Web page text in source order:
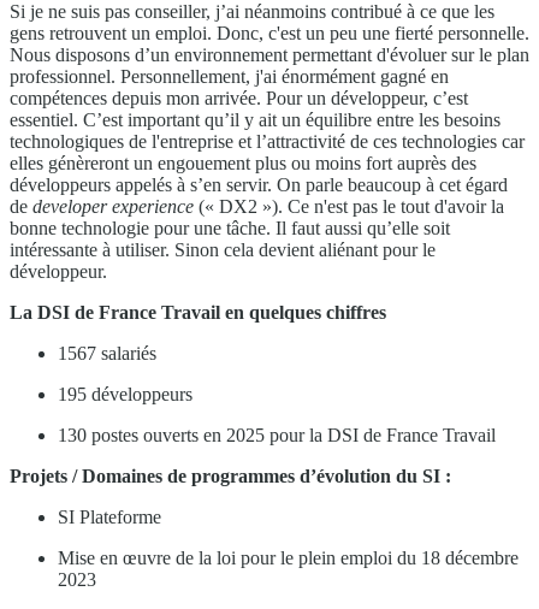
Si je ne suis pas conseiller, j’ai néanmoins contribué à ce que les
gens retrouvent un emploi. Donc, c'est un peu une fierté personnelle.
Nous disposons d’un environnement permettant d'évoluer sur le plan
professionnel. Personnellement, j'ai énormément gagné en
compétences depuis mon arrivée. Pour un développeur, c’est
essentiel. C’est important qu’il y ait un équilibre entre les besoins
technologiques de l'entreprise et l’attractivité de ces technologies car
elles génèreront un engouement plus ou moins fort auprès des
développeurs appelés à s’en servir. On parle beaucoup à cet égard
de developer experience (« DX2 »). Ce n'est pas le tout d'avoir la
bonne technologie pour une tâche. Il faut aussi qu’elle soit
intéressante à utiliser. Sinon cela devient aliénant pour le
développeur.
La DSI de France Travail en quelques chiffres
1567 salariés
195 développeurs
130 postes ouverts en 2025 pour la DSI de France Travail
Projets / Domaines de programmes d’évolution du SI :
SI Plateforme
Mise en œuvre de la loi pour le plein emploi du 18 décembre
2023